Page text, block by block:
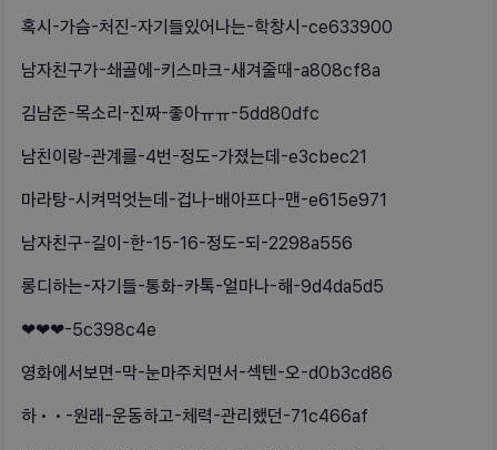
혹시-가슴-처진-자기들있어나는-학창시-ce633900
남자친구가-쇄골에-키스마크-새겨줄때-a808cf8a
김남준-목소리-진짜-좋아ㅠㅠ-5dd80dfc
남친이랑-관계를-4번-정도-가졌는데-e3cbec21
마라탕-시켜먹엇는데-겁나-배아프다-맨-e615e971
남자친구-길이-한-15-16-정도-되-2298a556
롱디하는-자기들-통화-카톡-얼마나-해-9d4da5d5
❤❤❤-5c398c4e
영화에서보면-막-눈마주치면서-섹텐-오-d0b3cd86
하••-원래-운동하고-체력-관리했던-71c466af